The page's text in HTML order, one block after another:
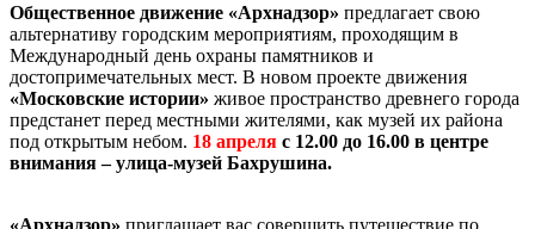
Общественное движение «Архнадзор» предлагает свою
альтернативу городским мероприятиям, проходящим в
Международный день охраны памятников и
достопримечательных мест. В новом проекте движения
«Московские истории» живое пространство древнего города
предстанет перед местными жителями, как музей их района
под открытым небом. 18 апреля с 12.00 до 16.00 в центре
внимания – улица-музей Бахрушина.
«Архнадзор» приглашает вас совершить путешествие по